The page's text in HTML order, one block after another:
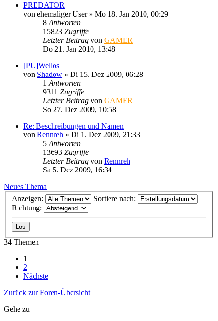
PREDATOR
von ehemaliger User» Mo 18. Jan 2010, 00:29
8 Antworten
15823 Zugriffe
Letzter Beitrag von GAMER
Do 21. Jan 2010, 13:48
[PU]Wellos
von Shadow » Di 15. Dez 2009, 06:28
1 Antworten
9311 Zugriffe
Letzter Beitrag von GAMER
So 27. Dez 2009, 10:58
Re: Beschreibungen und Namen
von Rennreh » Di 1. Dez 2009, 21:33
5 Antworten
13693 Zugriffe
Letzter Beitrag von Rennreh
Sa 5. Dez 2009, 16:34
Neues Thema
Anzeigen:
Sortiere nach:
Richtung:
34 Themen
1
2
Nächste
Zurück zur Foren-Übersicht
Gehe zu